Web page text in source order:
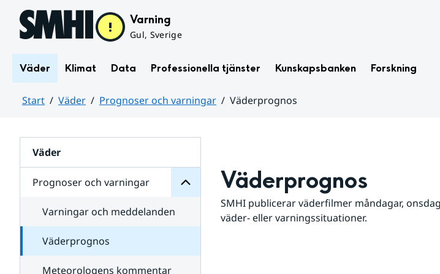
Hoppa till sidans innehåll Varning
Gul, Sverige
Väder Klimat Data Professionella tjänster Kunskapsbanken Forskning
Start Väder Prognoser och varningar
Väderprognos
Väder
Prognoser och varningar
för
varningar
Varningar och meddelanden
Väderprognos
Meteorologens kommentar
Väderprognos
SMHI publicerar väderfilmer måndagar,
väder- eller varningssituationer.